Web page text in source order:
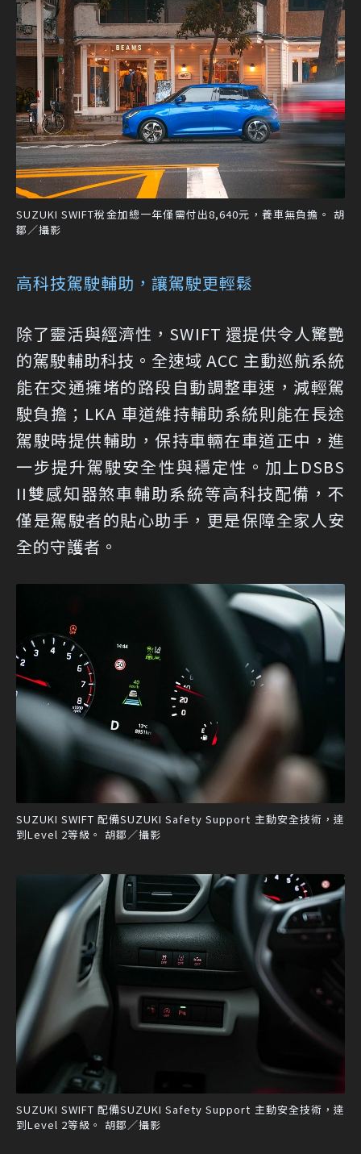
SUZUKI SWIFT稅金加總一年僅需付出8,640元，養車無負擔。 胡
鄒／攝影
高科技駕駛輔助，讓駕駛更輕鬆
除了靈活與經濟性，SWIFT 還提供令人驚艷
的駕駛輔助科技。全速域 ACC 主動巡航系統
能在交通擁堵的路段自動調整車速，減輕駕
駛負擔；LKA 車道維持輔助系統則能在長途
駕駛時提供輔助，保持車輛在車道正中，進
一步提升駕駛安全性與穩定性。加上DSBS
II雙感知器煞車輔助系統等高科技配備，不
僅是駕駛者的貼心助手，更是保障全家人安
全的守護者。
SUZUKI SWIFT 配備SUZUKI Safety Support 主動安全技術，達
到Level 2等級。 胡鄒／攝影
SUZUKI SWIFT 配備SUZUKI Safety Support 主動安全技術，達
到Level 2等級。 胡鄒／攝影